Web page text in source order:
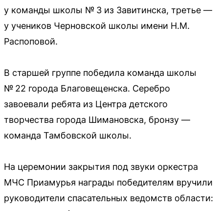
у команды школы № 3 из Завитинска, третье —
у учеников Черновской школы имени Н.М.
Распоповой.
В старшей группе победила команда школы
№ 22 города Благовещенска. Серебро
завоевали ребята из Центра детского
творчества города Шимановска, бронзу —
команда Тамбовской школы.
На церемонии закрытия под звуки оркестра
МЧС Приамурья награды победителям вручили
руководители спасательных ведомств области: